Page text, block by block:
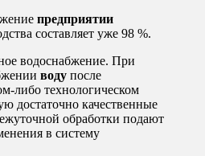
предприятии
составляет уже 98 %.
водоснабжение. При
воду после
либо технологическом
достаточно качественные
обработки подают
в систему